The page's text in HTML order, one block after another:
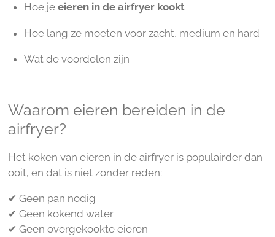
Hoe je eieren in de airfryer kookt
Hoe lang ze moeten voor zacht, medium en hard
Wat de voordelen zijn
Waarom eieren bereiden in de
airfryer?
Het koken van eieren in de airfryer is populairder dan
ooit, en dat is niet zonder reden:
✔ Geen pan nodig
✔ Geen kokend water
✔ Geen overgekookte eieren